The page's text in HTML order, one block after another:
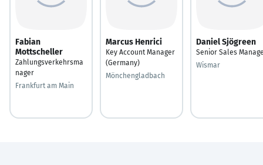
Fabian
Mottscheller
Zahlungsverkehrsma
nager
Frankfurt am Main
Marcus Henrici
Key Account Manager
(Germany)
Mönchengladbach
Daniel Sjögreen
Senior Sales
Wismar